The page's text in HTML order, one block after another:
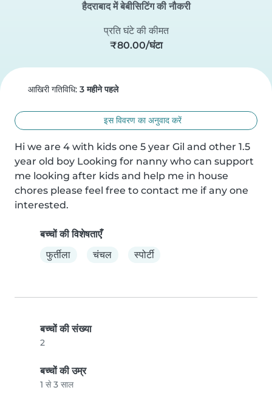
हैदराबाद में बेबीसिटिंग की नौकरी
प्रति घंटे की कीमत
₹80.00/घंटा
आखिरी गतिविधि: 3 महीने पहले
इस विवरण का अनुवाद करें
Hi we are 4 with kids one 5 year Gil and other 1.5
year old boy Looking for nanny who can support
me looking after kids and help me in house
chores please feel free to contact me if any one
interested.
बच्चों की विशेषताएँ
फुर्तीला
चंचल स्पोर्टी
बच्चों की संख्या
2
बच्चों की उम्र
1 से 3 साल